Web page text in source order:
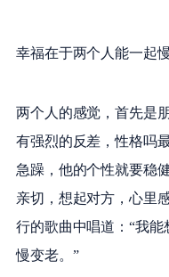
幸福在于两个人能一起
两个人的感觉，首先是
有强烈的反差，性格吗
急躁，他的个性就要稳
亲切，想起对方，心里
行的歌曲中唱道：“我
慢变老。”